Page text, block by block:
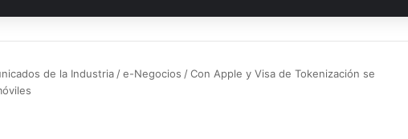
de la Industria /e-Negocios /Con Apple y Visa de Tokenización se